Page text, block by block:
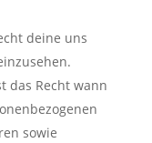
deine uns
das Recht wann
sowie